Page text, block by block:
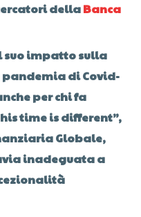
dellaBanca
suo impatto sulla
pandemia di Covid-
per chi fa
time is different”,
Globale,
inadeguata a